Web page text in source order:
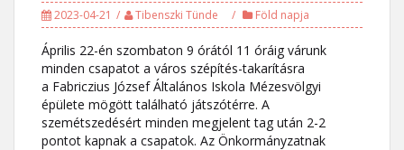
2023-04-21 Tibenszki Tünde Föld napja
Április 22-én szombaton 9 órától 11 óráig várunk
minden csapatot a város szépítés-takarításra
a Fabriczius József Általános Iskola Mézesvölgyi
épülete mögött található játszótérre. A
szemétszedésért minden megjelent tag után 2-2
pontot kapnak a csapatok. Az Önkormányzatnak